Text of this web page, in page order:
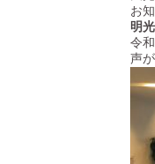
お
明
令
声